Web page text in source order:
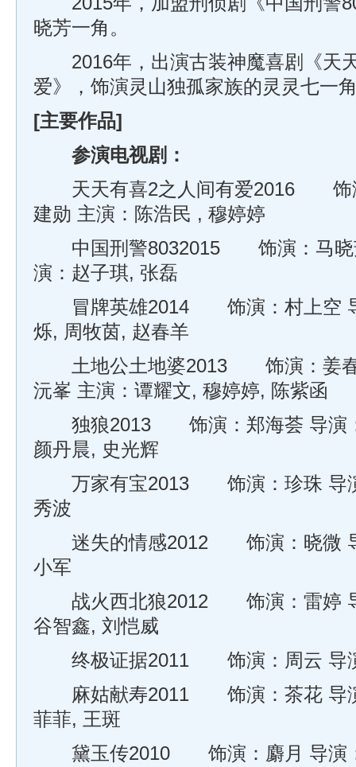
晓芳一角。
2016年，出演古装神魔喜剧《天
爱》，饰演灵山独孤家族的灵灵七一
[主要作品]
参演电视剧：
天天有喜2之人间有爱2016 饰
建勋 主演：陈浩民 , 穆婷婷
中国刑警8032015 饰演：马晓
演：赵子琪, 张磊
冒牌英雄2014 饰演：村上空 导
烁, 周牧茵, 赵春羊
土地公土地婆2013 饰演：姜春
沅峯 主演：谭耀文, 穆婷婷, 陈紫函
独狼2013 饰演：郑海荟 导演：
颜丹晨, 史光辉
万家有宝2013 饰演：珍珠 导演
秀波
迷失的情感2012 饰演：晓微 导
小军
战火西北狼2012 饰演：雷婷 导
谷智鑫, 刘恺威
终极证据2011 饰演：周云 导演
麻姑献寿2011 饰演：茶花 导演
菲菲, 王斑
黛玉传2010 饰演：麝月 导演：